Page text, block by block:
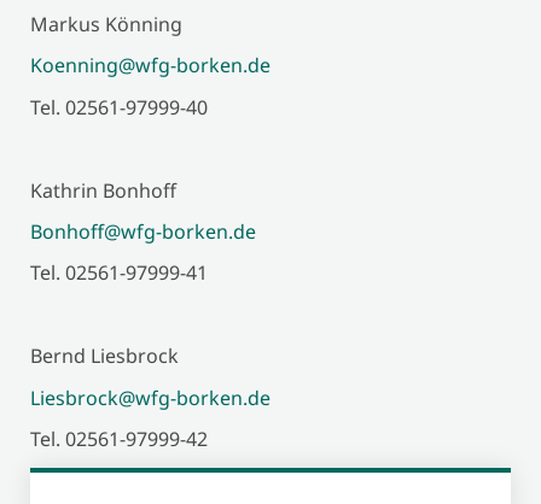
Markus Könning
Koenning@wfg-borken.de
Tel. 02561-97999-40
Kathrin Bonhoff
Bonhoff@wfg-borken.de
Tel. 02561-97999-41
Bernd Liesbrock
Liesbrock@wfg-borken.de
Tel. 02561-97999-42